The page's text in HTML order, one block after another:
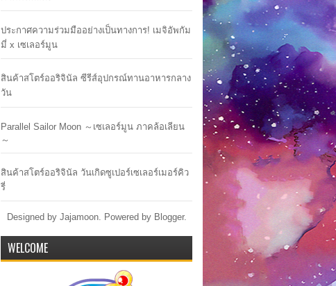
ประกาศความร่วมมืออย่างเป็นทางการ! เมจิอัพกัม
มี่ x เซเลอร์มูน
สินค้าสโตร์ออริจินัล ซีรีส์อุปกรณ์ทานอาหารกลาง
วัน
Parallel Sailor Moon ～เซเลอร์มูน ภาคล้อเลียน
～
สินค้าสโตร์ออริจินัล วันเกิดซูเปอร์เซเลอร์เมอร์คิว
รี่
Designed by Jajamoon. Powered by Blogger.
WELCOME